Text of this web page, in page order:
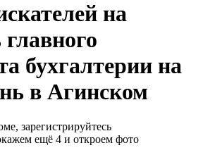
на
бухгалтерии на
в Агинском
зарегистрируйтесь
ещё 4 и откроем фото